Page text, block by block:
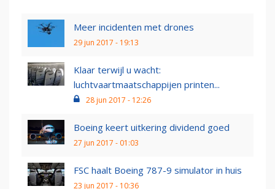
Meer incidenten met drones
29 jun 2017 - 19:13
Klaar terwijl u wacht:
luchtvaartmaatschappijen printen...
28 jun 2017 - 12:26
Boeing keert uitkering dividend goed
27 jun 2017 - 01:03
FSC haalt Boeing 787-9 simulator in huis
23 jun 2017 - 10:36